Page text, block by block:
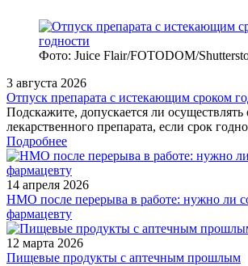
Фото: Juice Flair/FOTODOM/
3 августа 2026
Отпуск препарата с истекающим сроком
Подскажите, допускается ли осуществлять
лекарственного препарата, если срок
Подробнее
14 апреля 2026
НМО после перерыва в работе: нужно ли
фармацевту
12 марта 2026
Пищевые продукты с аптечным прошлым